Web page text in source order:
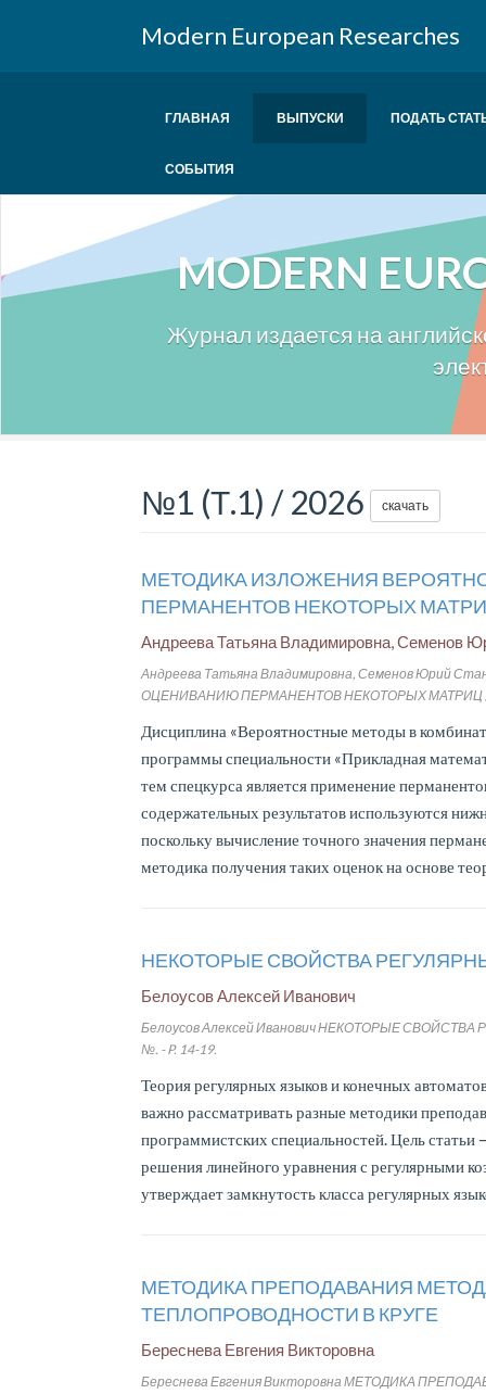
Modern European Researches
ГЛАВНАЯ ВЫПУСКИ ПОДАТЬ
СОБЫТИЯ
MODERN
Журнал издается на
№1 (Т.1) / 2026 скачать
МЕТОДИКА ИЗЛОЖЕНИЯ
ПЕРМАНЕНТОВ НЕКОТОРЫХ
Андреева Татьяна Владимировна, Семенов
Андреева Татьяна Владимировна, Семенов Юрий
ОЦЕНИВАНИЮ ПЕРМАНЕНТОВ НЕКОТОРЫХ МАТРИЦ //
Дисциплина «Вероятностные методы в
программы специальности «Прикладная
тем спецкурса является применение
содержательных результатов используются
поскольку вычисление точного значения
методика получения таких оценок на основе
НЕКОТОРЫЕ СВОЙСТВА
Белоусов Алексей Иванович
Белоусов Алексей Иванович НЕКОТОРЫЕ СВОЙСТВА
№. - P. 14-19.
Теория регулярных языков и конечных
важно рассматривать разные методики
программистских специальностей. Цель статьи
решения линейного уравнения с регулярными
утверждает замкнутость класса регулярных
МЕТОДИКА ПРЕПОДАВАНИЯ
ТЕПЛОПРОВОДНОСТИ В КРУГЕ
Береснева Евгения Викторовна
Береснева Евгения Викторовна МЕТОДИКА